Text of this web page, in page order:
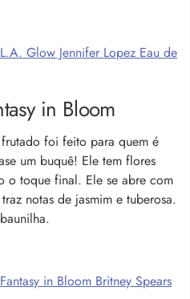
Glow Jennifer Lopez Eau de
in Bloom
foi feito para quem é
um buquê! Ele tem flores
o toque final. Ele se abre com
notas de jasmim e tuberosa.
in Bloom Britney Spears